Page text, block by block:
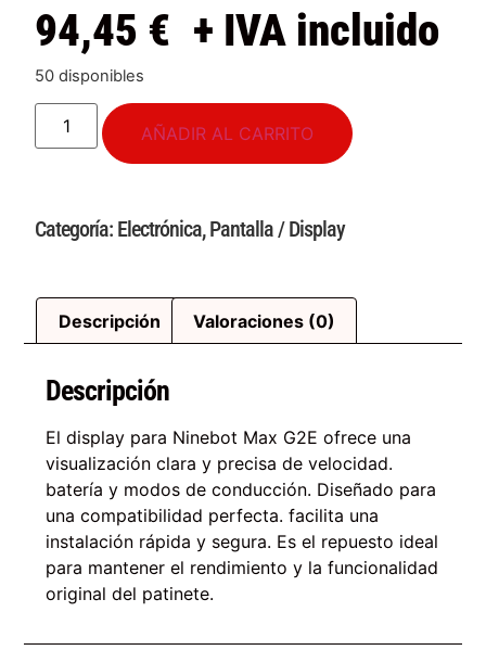
94,45 € + IVA incluido
50 disponibles
AÑADIR AL CARRITO
Categoría: Electrónica,Pantalla / Display
Descripción Valoraciones (0)
Descripción
El display para Ninebot Max G2E ofrece una
visualización clara y precisa de velocidad.
batería y modos de conducción. Diseñado para
una compatibilidad perfecta. facilita una
instalación rápida y segura. Es el repuesto ideal
para mantener el rendimiento y la funcionalidad
original del patinete.